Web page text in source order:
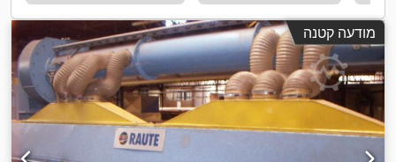
מודעה קטנה